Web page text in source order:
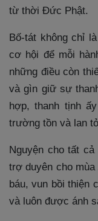
từ thời Đức Phật.
Bố-tát không chỉ
cơ hội để mỗi
những điều còn
và gìn giữ sự
hợp, thanh tịnh
trường tồn và lan
Nguyện cho tất
trợ duyên cho
báu, vun bồi thiện
và luôn được ánh